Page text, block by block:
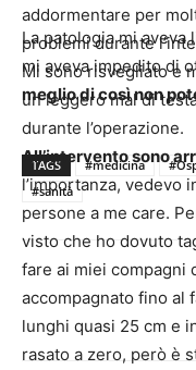
addormentare per
problemi durante
Mi sono risvegliato e
un leggero mal di
durante l’operazione.
All’intervento sono
l’importanza, vedevo
persone a me care.
visto che ho dovuto
fare ai miei compagni
accompagnato fino al
lunghi quasi 25 cm e
rasato a zero, però è
La patologia mi
mi aveva impedito di
meglio di così non
TAGS #medicina
#sanità